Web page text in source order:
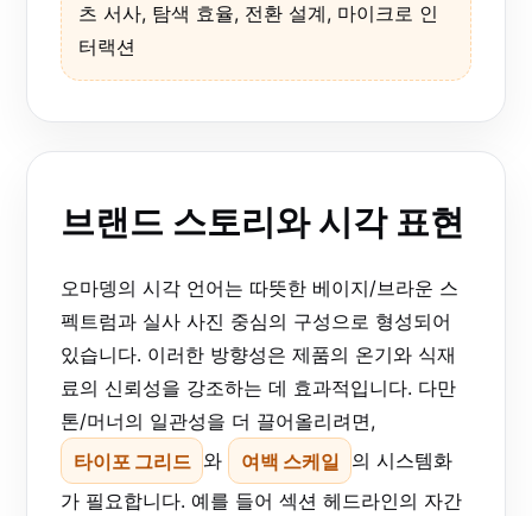
츠 서사, 탐색 효율, 전환 설계, 마이크로 인
터랙션
브랜드 스토리와 시각 표현
오마뎅의 시각 언어는 따뜻한 베이지/브라운 스
펙트럼과 실사 사진 중심의 구성으로 형성되어
있습니다. 이러한 방향성은 제품의 온기와 식재
료의 신뢰성을 강조하는 데 효과적입니다. 다만
톤/머너의 일관성을 더 끌어올리려면,
타이포 그리드 와 여백 스케일 의 시스템화
가 필요합니다. 예를 들어 섹션 헤드라인의 자간